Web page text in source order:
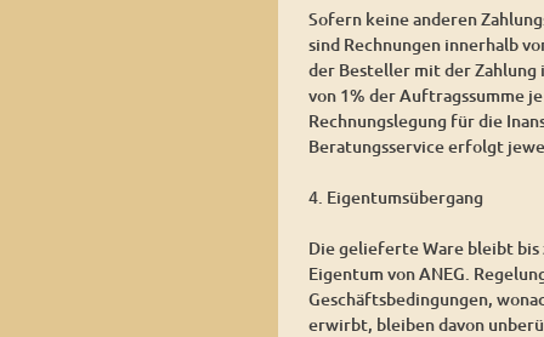
Sofern keine anderen
sind Rechnungen innerhalb
der Besteller mit der Zahlung
von 1% der Auftragssumme
Rechnungslegung für die
Beratungsservice erfolgt
4. Eigentumsübergang
Die gelieferte Ware bleibt
Eigentum von ANEG.
Geschäftsbedingungen,
erwirbt, bleiben davon